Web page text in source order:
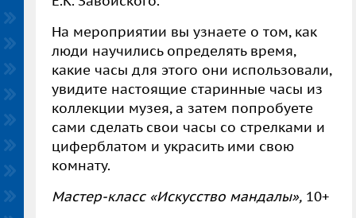
На мероприятии вы узнаете о том, как
люди научились определять время,
какие часы для этого они использовали,
увидите настоящие старинные часы из
коллекции музея, а затем попробуете
сами сделать свои часы со стрелками и
циферблатом и украсить ими свою
комнату.
Мастер-класс «Искусство мандалы», 10+